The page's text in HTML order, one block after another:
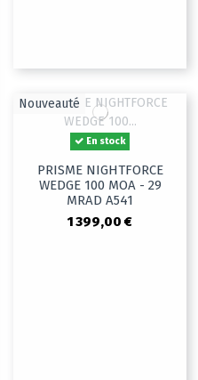
Nouveauté
En stock
PRISME NIGHTFORCE
WEDGE 100 MOA - 29
MRAD A541
1 399,00 €